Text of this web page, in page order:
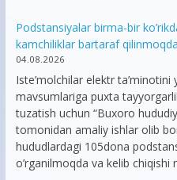
Podstansiyalar birma-bir
kamchiliklar bartaraf qilinmoqda
04.08.2026
Iste’molchilar elektr ta’minotini
mavsumlariga puxta
tuzatish uchun “Buxoro
tomonidan amaliy ishlar olib
hududlardagi 105dona
o’rganilmoqda va kelib chiqishi